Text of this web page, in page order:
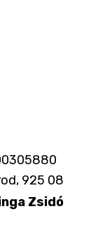
925 08
Zsidó